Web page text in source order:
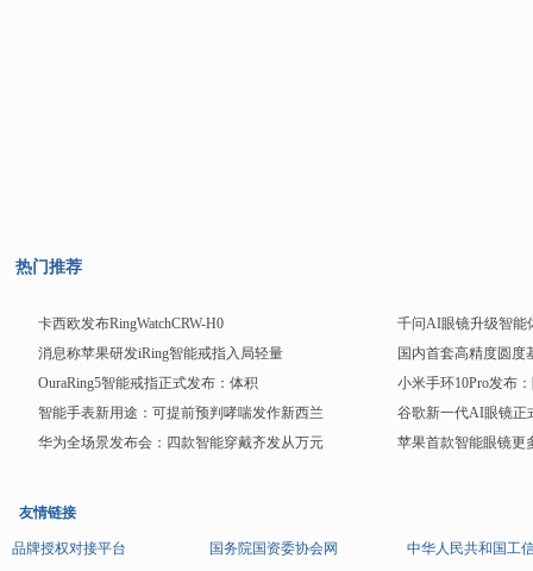
热门推荐
卡西欧发布RingWatchCRW-H0
千问AI眼镜升级智能
消息称苹果研发iRing智能戒指入局轻量
国内首套高精度圆度
OuraRing5智能戒指正式发布：体积
小米手环10Pro发布
智能手表新用途：可提前预判哮喘发作新西兰
谷歌新一代AI眼镜正
华为全场景发布会：四款智能穿戴齐发从万元
苹果首款智能眼镜更
友情链接
品牌授权对接平台 国务院国资委协会网
中华人民共和国工